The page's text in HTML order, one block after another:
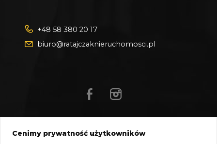
+48 58 380 20 17
biuro@ratajczaknieruchomosci.pl
Cenimy prywatność użytkowników